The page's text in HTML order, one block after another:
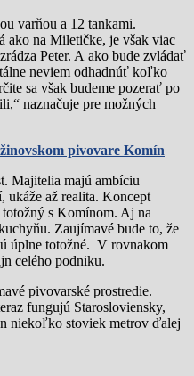
varňou a 12 tankami.
ako na Miletičke, je však viac
Peter. A ako bude zvládať
neviem odhadnúť koľko
sa však budeme pozerať po
naznačuje pre možných
pivovare Komín
Majitelia majú ambíciu
ukáže až realita. Koncept
totožný s Komínom. Aj na
Zaujímavé bude to, že
úplne totožné. V rovnakom
celého podniku.
pivovarské prostredie.
fungujú Starosloviensky,
niekoľko stoviek metrov ďalej